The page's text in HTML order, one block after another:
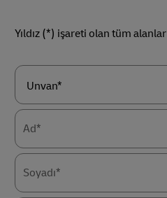
Yıldız (*) işareti olan tüm
Unvan*
Ad*
Soyadı*